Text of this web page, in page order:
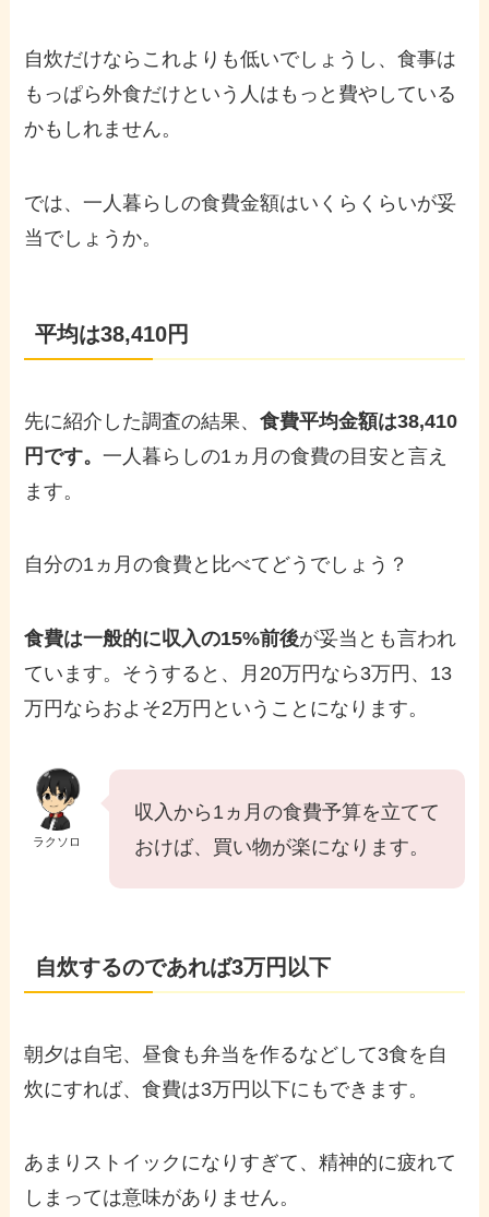
自炊だけならこれよりも低いでしょうし、食事は
もっぱら外食だけという人はもっと費やしている
かもしれません。
では、一人暮らしの食費金額はいくらくらいが妥
当でしょうか。
平均は38,410円
先に紹介した調査の結果、食費平均金額は38,410
円です。一人暮らしの1ヵ月の食費の目安と言え
ます。
自分の1ヵ月の食費と比べてどうでしょう？
食費は一般的に収入の15%前後が妥当とも言われ
ています。そうすると、月20万円なら3万円、13
万円ならおよそ2万円ということになります。
ラクソロ
収入から1ヵ月の食費予算を立てて
おけば、買い物が楽になります。
自炊するのであれば3万円以下
朝夕は自宅、昼食も弁当を作るなどして3食を自
炊にすれば、食費は3万円以下にもできます。
あまりストイックになりすぎて、精神的に疲れて
しまっては意味がありません。